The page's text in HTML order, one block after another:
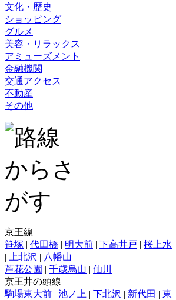
文化・歴史
ショッピング
グルメ
美容・リラックス
アミューズメント
金融機関
交通アクセス
不動産
その他
京王線
笹塚 | 代田橋 | 明大前 | 下高井戸 | 桜上水
|
上北沢 | 八幡山 |
芦花公園 | 千歳烏山 | 仙川
京王井の頭線
駒場東大前 | 池ノ上 | 下北沢 | 新代田 | 東